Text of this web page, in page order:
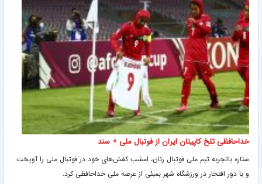
خداحافظی تلخ کاپیتان ایران از فوتبال ملی + سند
ستاره باتجربه تیم ملی فوتبال زنان، امشب کفش‌های خود در فوتبال ملی را آویخت
و با دور افتخار در ورزشگاه شهر بمبئی از عرصه ملی خداحافظی کرد.